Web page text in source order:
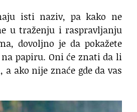
isti naziv, pa kako ne
u traženju i raspravljanju
dovoljno je da pokažete
papiru. Oni će znati da li
ako nije znaće gde da vas